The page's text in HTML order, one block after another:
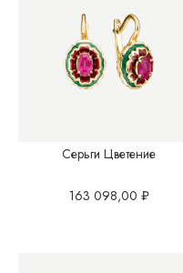
Серьги Цветение
163 098,00 ₽